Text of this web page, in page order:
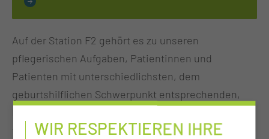
Auf der Station F2 gehört es zu unseren
pflegerischen Aufgaben, Patientinnen und
Patienten mit unterschiedlichsten, dem
geburtshilflichen Schwerpunkt entsprechenden,
folgend zu betreuen. Dabei arbeiten wir eng mit
WIR RESPEKTIEREN IHRE